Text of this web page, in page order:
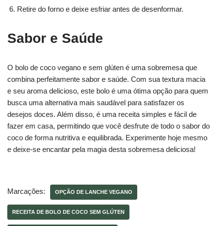
Retire do forno e deixe esfriar antes de desenformar.
Sabor e Saúde
O bolo de coco vegano e sem glúten é uma sobremesa que
combina perfeitamente sabor e saúde. Com sua textura macia
e seu aroma delicioso, este bolo é uma ótima opção para quem
busca uma alternativa mais saudável para satisfazer os
desejos doces. Além disso, é uma receita simples e fácil de
fazer em casa, permitindo que você desfrute de todo o sabor do
coco de forma nutritiva e equilibrada. Experimente hoje mesmo
e deixe-se encantar pela magia desta sobremesa deliciosa!
Marcações: OPÇÃO DE LANCHE VEGANO
RECEITA DE BOLO DE COCO SEM GLÚTEN